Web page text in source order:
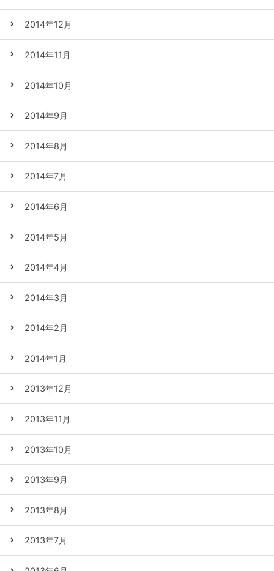
2014年12月
2014年11月
2014年10月
2014年9月
2014年8月
2014年7月
2014年6月
2014年5月
2014年4月
2014年3月
2014年2月
2014年1月
2013年12月
2013年11月
2013年10月
2013年9月
2013年8月
2013年7月